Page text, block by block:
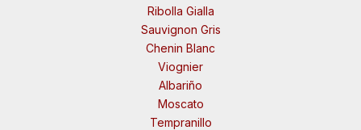
Ribolla Gialla
Sauvignon Gris
Chenin Blanc
Viognier
Albariño
Moscato
Tempranillo